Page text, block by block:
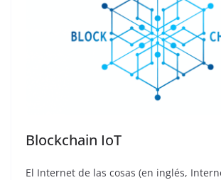
Blockchain IoT
El Internet de las cosas (en inglés,